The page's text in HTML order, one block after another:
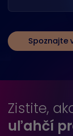
Spoznajte
Zistite,
uľahčí